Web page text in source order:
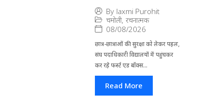
By laxmi Purohit
चमोली, रचनात्मक
08/08/2026
छात्र-छात्राओं की सुरक्षा को लेकर पहल,
संघ पदाधिकारी विद्यालयों में पहुंचकर
कर रहे फर्स्ट एड बॉक्स...
Read More